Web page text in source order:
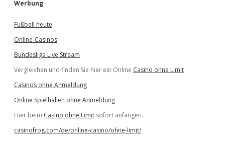
Werbung
Fußball heute
Online-Casinos
Bundesliga Live Stream
Vergleichen und finden Sie hier ein Online Casino ohne Limit
Casinos ohne Anmeldung
Online Spielhallen ohne Anmeldung
Hier beim Casino ohne Limit sofort anfangen.
casinofrog.com/de/online-casino/ohne-limit/